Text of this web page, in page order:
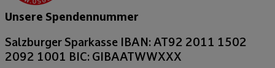
Unsere Spendennummer
Salzburger Sparkasse IBAN: AT92 2011 1502
2092 1001 BIC: GIBAATWWXXX